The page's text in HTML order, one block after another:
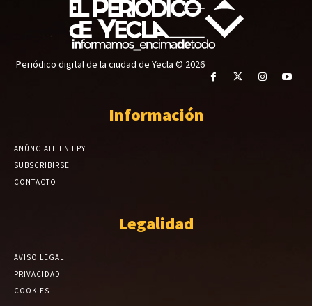
Periódico digital de la ciudad de Yecla © 2026
Información
ANÚNCIATE EN EPY
SUBSCRIBIRSE
CONTACTO
Legalidad
AVISO LEGAL
PRIVACIDAD
COOKIES